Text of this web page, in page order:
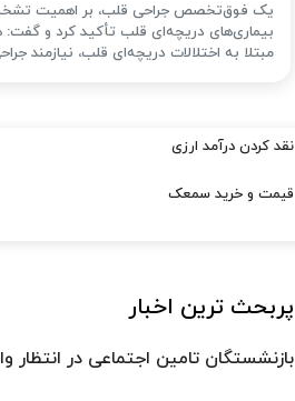
یک فوق‌تخصص جراحی قلب، بر اهمیت
بیماری‌های دریچه‌ای قلب تأکید کرد و گفت:
مبتلا به اختلالات دریچه‌ای قلب، نیازمند
نقد کردن درآمد ارزی
قیمت و خرید سمعک
پربحث ترین اخبار
بازنشستگان تامین اجتماعی در انتظار